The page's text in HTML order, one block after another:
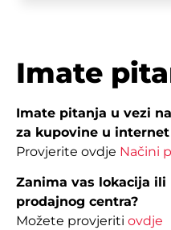
Imate
Imate pitanja u vezi
za kupovine u
Provjerite ovdje Načini
Zanima vas lokacija ili
prodajnog centra?
Možete provjeriti ovdje